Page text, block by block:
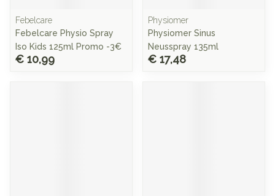
Febelcare
Febelcare Physio Spray
Iso Kids 125ml Promo -3€
€ 10,99
Physiomer
Physiomer Sinus
Neusspray 135ml
€ 17,48